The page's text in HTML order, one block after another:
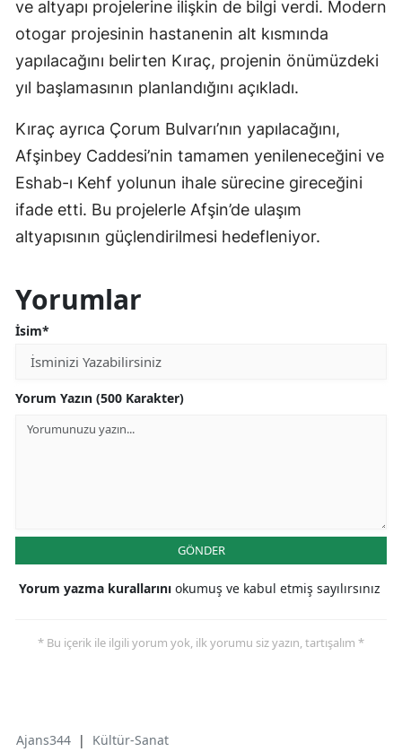
ve altyapı projelerine ilişkin de bilgi verdi. Modern
otogar projesinin hastanenin alt kısmında
yapılacağını belirten Kıraç, projenin önümüzdeki
yıl başlamasının planlandığını açıkladı.
Kıraç ayrıca Çorum Bulvarı’nın yapılacağını,
Afşinbey Caddesi’nin tamamen yenileneceğini ve
Eshab-ı Kehf yolunun ihale sürecine gireceğini
ifade etti. Bu projelerle Afşin’de ulaşım
altyapısının güçlendirilmesi hedefleniyor.
Yorumlar
İsim*
Yorum Yazın (500 Karakter)
GÖNDER
Yorum yazma kurallarını okumuş ve kabul etmiş sayılırsınız
* Bu içerik ile ilgili yorum yok, ilk yorumu siz yazın, tartışalım *
Ajans344 | Kültür-Sanat